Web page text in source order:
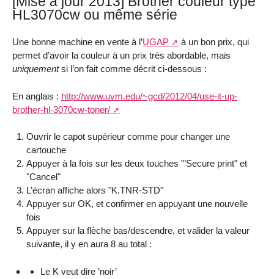
HL3070cw ou même série
Une bonne machine en vente à l’UGAP
à un bon prix, qui
permet d’avoir la couleur à un prix très abordable, mais
uniquementsi l’on fait comme décrit ci-dessous :
En anglais : http://www.uvm.edu/~gcd/2012/04/use-it-up-
brother-hl-3070cw-toner/
Ouvrir le capot supérieur comme pour changer une
cartouche
Appuyer à la fois sur les deux touches "’Secure print" et
"Cancel"
L’écran affiche alors "K.TNR-STD"
Appuyer sur OK, et confirmer en appuyant une nouvelle
fois
Appuyer sur la flèche bas/descendre, et valider la valeur
suivante, il y en aura 8 au total :
Le K veut dire ’noir’